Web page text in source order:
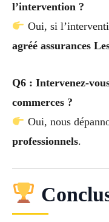
l’intervention ?
Oui, si
agréé assurances
Q6 : Intervenez-
commerces ?
Oui, nous
professionnels.